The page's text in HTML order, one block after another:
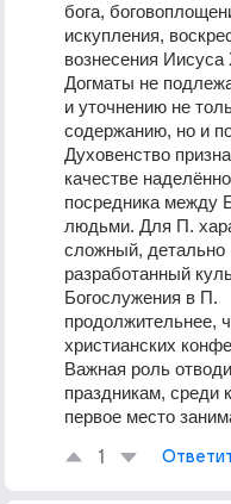
бога,
искупления,
вознесения Иисуса
Догматы не
и уточнению не
содержанию, но и
Духовенство
качестве
посредника между
людьми. Для П.
сложный, детально
разработанный
Богослужения в П.
продолжительнее,
христианских
Важная роль
праздникам, среди
первое место
1